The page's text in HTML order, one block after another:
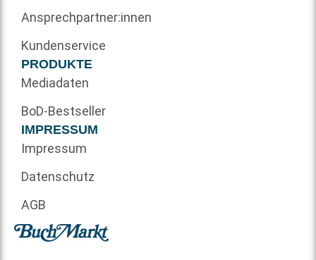
Ansprechpartner:innen
Kundenservice
PRODUKTE
Mediadaten
BoD-Bestseller
IMPRESSUM
Impressum
Datenschutz
AGB